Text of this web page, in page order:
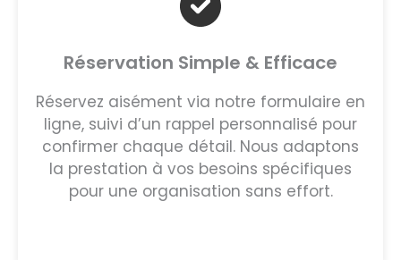
Réservation Simple & Efficace
Réservez aisément via notre formulaire en
ligne, suivi d’un rappel personnalisé pour
confirmer chaque détail. Nous adaptons
la prestation à vos besoins spécifiques
pour une organisation sans effort.